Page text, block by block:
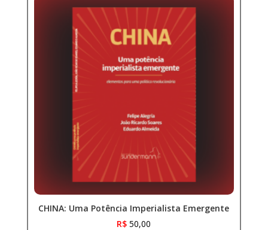
CHINA: Uma Potência Imperialista Emergente
R$ 50,00